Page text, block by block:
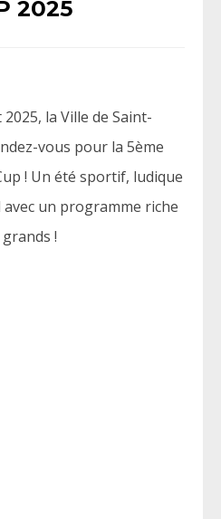
2025
la Ville de Saint-
vous pour la 5ème
! Un été sportif, ludique
un programme riche
!